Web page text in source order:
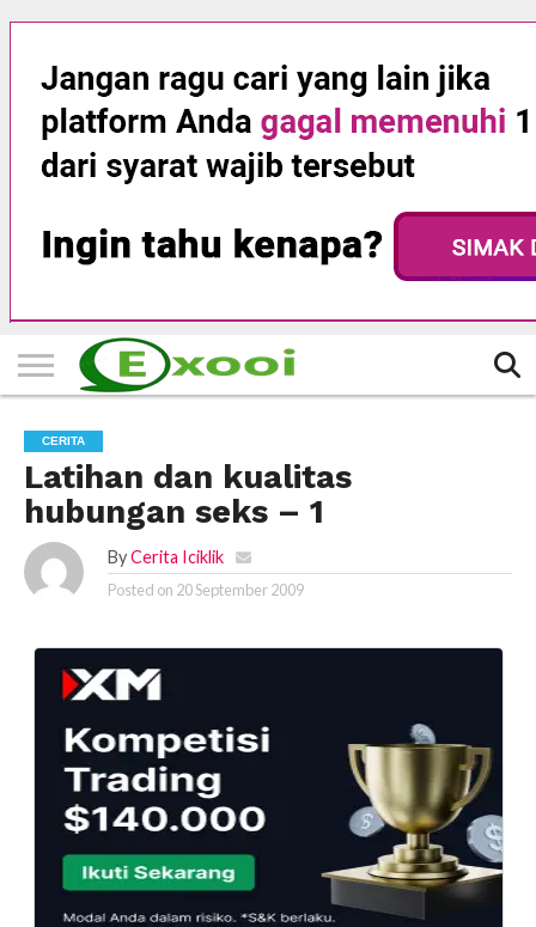
HOME
BERITA
BIODATA
CERITA
CERPEN
EKSKLUSIF
CERITA
Latihan dan kualitas
hubungan seks – 1
By Cerita Iciklik
Posted on 20 September 2009